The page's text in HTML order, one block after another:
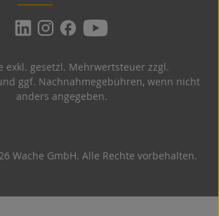
Wache GmbH. Alle Rechte vorbehalten.
exkl. gesetzl. Mehrwertsteuer zzgl.
ggf. Nachnahmegebühren, wenn nicht
anders angegeben.